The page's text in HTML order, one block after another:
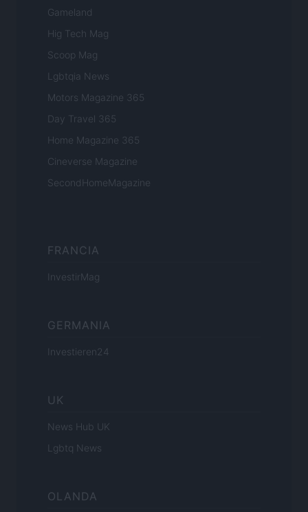
Gameland
Hig Tech Mag
Scoop Mag
Lgbtqia News
Motors Magazine 365
Day Travel 365
Home Magazine 365
Cineverse Magazine
SecondHomeMagazine
FRANCIA
InvestirMag
GERMANIA
Investieren24
UK
News Hub UK
Lgbtq News
OLANDA